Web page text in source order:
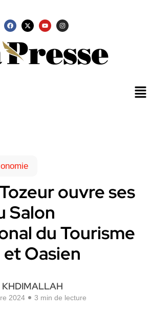
ouvre ses
Salon
du Tourisme
Oasien
2024 3 min de lecture